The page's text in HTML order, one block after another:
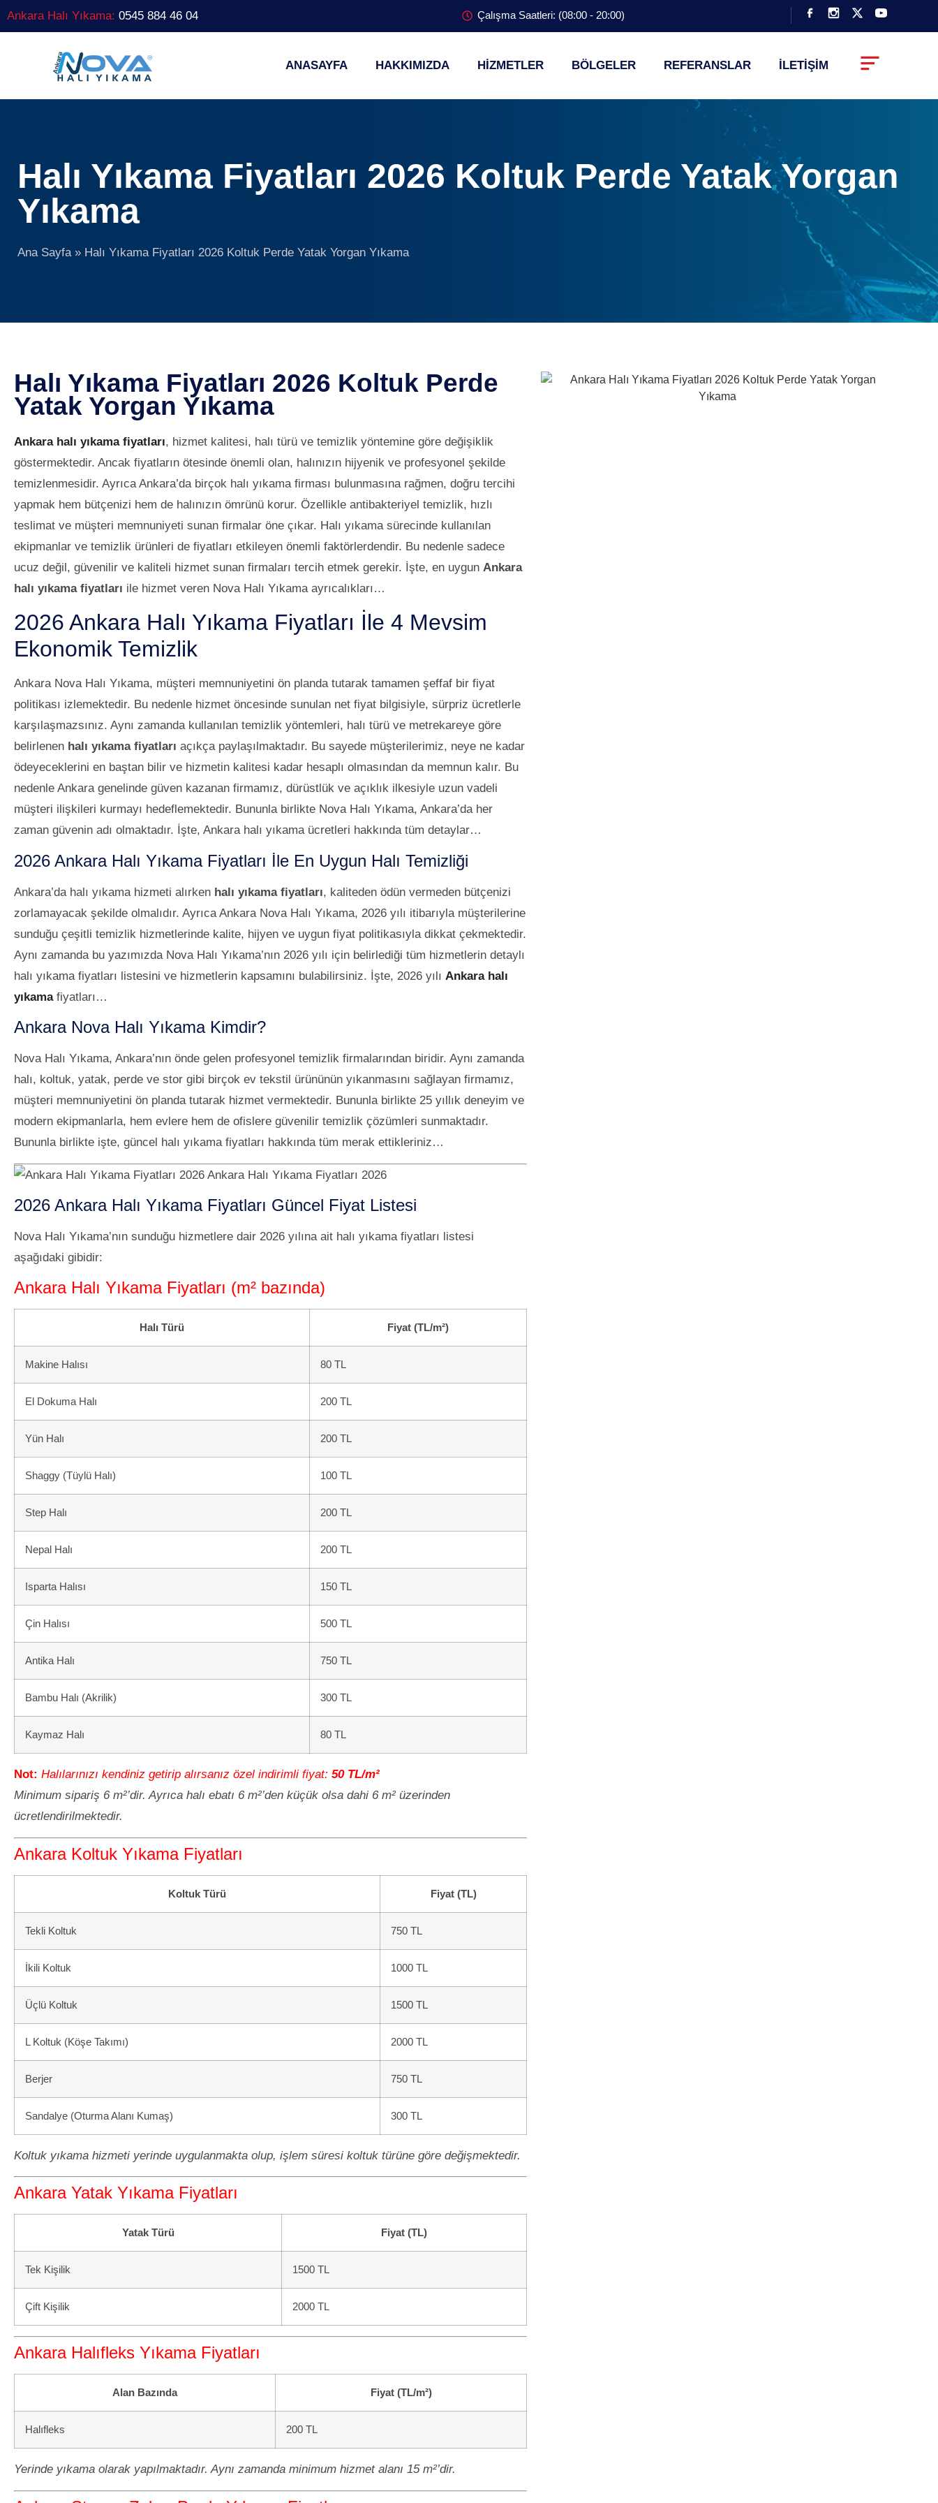
Ankara Halı Yıkama: 0545 884 46 04 Çalışma Saatleri: (08:00 - 20:00)
ANASAYFA HAKKIMIZDA HİZMETLER BÖLGELER REFERANSLAR İLETİŞİM
Halı Yıkama Fiyatları 2026 Koltuk Perde Yatak Yorgan
Yıkama
Ana Sayfa» Halı Yıkama Fiyatları 2026 Koltuk Perde Yatak Yorgan Yıkama
Halı Yıkama Fiyatları 2026 Koltuk Perde
Yatak Yorgan Yıkama
Ankara halı yıkama fiyatları, hizmet kalitesi, halı türü ve temizlik yöntemine göre değişiklik
göstermektedir. Ancak fiyatların ötesinde önemli olan, halınızın hijyenik ve profesyonel şekilde
temizlenmesidir. Ayrıca Ankara’da birçok halı yıkama firması bulunmasına rağmen, doğru tercihi
yapmak hem bütçenizi hem de halınızın ömrünü korur. Özellikle antibakteriyel temizlik, hızlı
teslimat ve müşteri memnuniyeti sunan firmalar öne çıkar. Halı yıkama sürecinde kullanılan
ekipmanlar ve temizlik ürünleri de fiyatları etkileyen önemli faktörlerdendir. Bu nedenle sadece
ucuz değil, güvenilir ve kaliteli hizmet sunan firmaları tercih etmek gerekir. İşte, en uygun Ankara
halı yıkama fiyatları ile hizmet veren Nova Halı Yıkama ayrıcalıkları…
2026 Ankara Halı Yıkama Fiyatları İle 4 Mevsim
Ekonomik Temizlik
Ankara Nova Halı Yıkama, müşteri memnuniyetini ön planda tutarak tamamen şeffaf bir fiyat
politikası izlemektedir. Bu nedenle hizmet öncesinde sunulan net fiyat bilgisiyle, sürpriz ücretlerle
karşılaşmazsınız. Aynı zamanda kullanılan temizlik yöntemleri, halı türü ve metrekareye göre
belirlenen halı yıkama fiyatları açıkça paylaşılmaktadır. Bu sayede müşterilerimiz, neye ne kadar
ödeyeceklerini en baştan bilir ve hizmetin kalitesi kadar hesaplı olmasından da memnun kalır. Bu
nedenle Ankara genelinde güven kazanan firmamız, dürüstlük ve açıklık ilkesiyle uzun vadeli
müşteri ilişkileri kurmayı hedeflemektedir. Bununla birlikte Nova Halı Yıkama, Ankara’da her
zaman güvenin adı olmaktadır. İşte, Ankara halı yıkama ücretleri hakkında tüm detaylar…
2026 Ankara Halı Yıkama Fiyatları İle En Uygun Halı Temizliği
Ankara’da halı yıkama hizmeti alırken halı yıkama fiyatları, kaliteden ödün vermeden bütçenizi
zorlamayacak şekilde olmalıdır. Ayrıca Ankara Nova Halı Yıkama, 2026 yılı itibarıyla müşterilerine
sunduğu çeşitli temizlik hizmetlerinde kalite, hijyen ve uygun fiyat politikasıyla dikkat çekmektedir.
Aynı zamanda bu yazımızda Nova Halı Yıkama’nın 2026 yılı için belirlediği tüm hizmetlerin detaylı
halı yıkama fiyatları listesini ve hizmetlerin kapsamını bulabilirsiniz. İşte, 2026 yılı Ankara halı
yıkamafiyatları…
Ankara Nova Halı Yıkama Kimdir?
Nova Halı Yıkama, Ankara’nın önde gelen profesyonel temizlik firmalarından biridir. Aynı zamanda
halı, koltuk, yatak, perde ve stor gibi birçok ev tekstil ürününün yıkanmasını sağlayan firmamız,
müşteri memnuniyetini ön planda tutarak hizmet vermektedir. Bununla birlikte 25 yıllık deneyim ve
modern ekipmanlarla, hem evlere hem de ofislere güvenilir temizlik çözümleri sunmaktadır.
Bununla birlikte işte, güncel halı yıkama fiyatları hakkında tüm merak ettikleriniz…
Ankara Halı Yıkama Fiyatları 2026
2026 Ankara Halı Yıkama Fiyatları Güncel Fiyat Listesi
Nova Halı Yıkama’nın sunduğu hizmetlere dair 2026 yılına ait halı yıkama fiyatları listesi
aşağıdaki gibidir:
Ankara Halı Yıkama Fiyatları (m² bazında)
Halı Türü Fiyat (TL/m²)
Makine Halısı 80 TL
El Dokuma Halı 200 TL
Yün Halı 200 TL
Shaggy (Tüylü Halı) 100 TL
Step Halı 200 TL
Nepal Halı 200 TL
Isparta Halısı 150 TL
Çin Halısı 500 TL
Antika Halı 750 TL
Bambu Halı (Akrilik) 300 TL
Kaymaz Halı 80 TL
Not: Halılarınızı kendiniz getirip alırsanız özel indirimli fiyat: 50 TL/m²
Minimum sipariş 6 m²’dir. Ayrıca halı ebatı 6 m²’den küçük olsa dahi 6 m² üzerinden
ücretlendirilmektedir.
Ankara Koltuk Yıkama Fiyatları
Koltuk Türü Fiyat (TL)
Tekli Koltuk 750 TL
İkili Koltuk 1000 TL
Üçlü Koltuk 1500 TL
L Koltuk (Köşe Takımı) 2000 TL
Berjer 750 TL
Sandalye (Oturma Alanı Kumaş) 300 TL
Koltuk yıkama hizmeti yerinde uygulanmakta olup, işlem süresi koltuk türüne göre değişmektedir.
Ankara Yatak Yıkama Fiyatları
Yatak Türü Fiyat (TL)
Tek Kişilik 1500 TL
Çift Kişilik 2000 TL
Ankara Halıfleks Yıkama Fiyatları
Alan Bazında Fiyat (TL/m²)
Halıfleks 200 TL
Yerinde yıkama olarak yapılmaktadır. Aynı zamanda minimum hizmet alanı 15 m²’dir.